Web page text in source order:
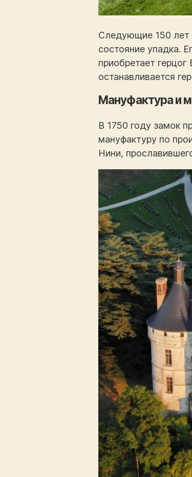
Следующие 150 лет
состояние упадка.
приобретает
останавливается
Мануфактура и
В 1750 году замок
мануфактуру по
Нини,